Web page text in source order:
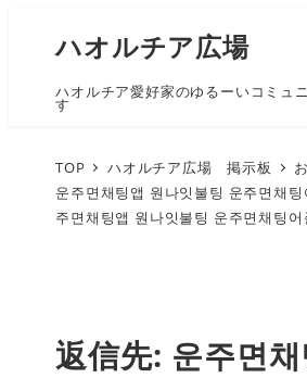
ハオルチア広場
ハオルチア愛好家のゆるーいコミュ
す
TOP ハオルチア広場 掲示板
운주면채팅앱 원나잇불팅 운주면채팅
주면채팅앱 원나잇불팅 운주면채팅어
返信先: 운주면